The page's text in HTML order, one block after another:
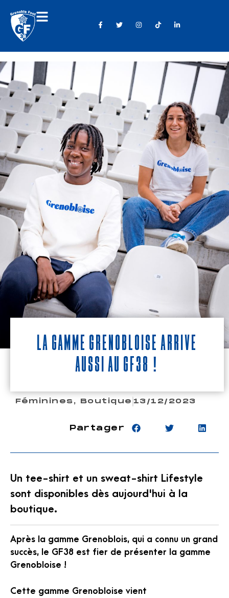
La gamme Grenobloise arrive
aussi au GF38 !
Féminines, Boutique 13/12/2023
Partager
Un tee-shirt et un sweat-shirt Lifestyle
sont disponibles dès aujourd'hui à la
boutique.
Après la gamme Grenoblois, qui a connu un grand
succès, le GF38 est fier de présenter la gamme
Grenobloise !
Cette gamme Grenobloise vient